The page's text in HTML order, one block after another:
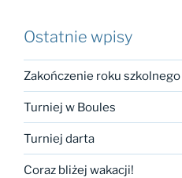
Ostatnie wpisy
Zakończenie roku szkolnego
Turniej w Boules
Turniej darta
Coraz bliżej wakacji!